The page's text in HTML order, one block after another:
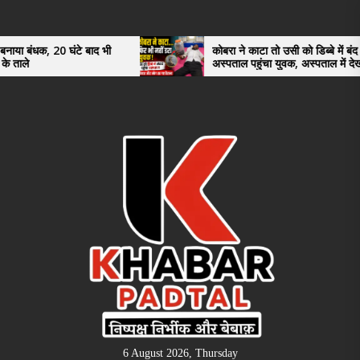
the
content
बाद भी
कोबरा ने काटा तो उसी को डिब्बे में बंद कर
अस्पताल पहुंचा युवक, अस्पताल में देखकर डॉक्टर
भी रह गए हैरान
6 August 2026, Thursday